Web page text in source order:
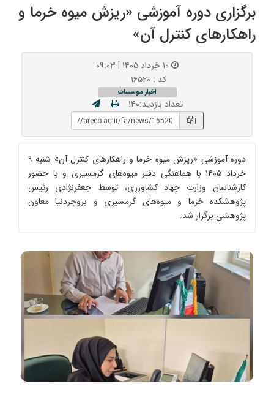
برگزاری دوره آموزشی «ریزش میوه خرما و
راهکارهای کنترل آن»
کد : ۱۶۵۲۰
اخبار موسسات
تعداد بازدید:۱۴۰
دوره آموزشی «ریزش میوه خرما و راهکارهای کنترل آن» شنبه ۹
خرداد ۱۴۰۵ با هماهنگی دفتر میوه‌های گرمسیری و با حضور
کارشناسان وزارت جهاد کشاورزی، توسط جعفرنژادی رئیس
پژوهشکده خرما و میوه‌های گرمسیری و بروجردنیا معاون
پژوهشی برگزار شد.